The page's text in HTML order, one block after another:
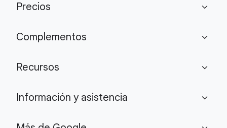
Precios expand_more
Complementos expand_more
Recursos expand_more
Información y asistencia expand_more